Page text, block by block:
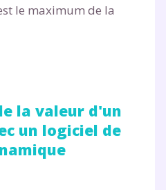
le maximum de la
la valeur d'un
un logiciel de